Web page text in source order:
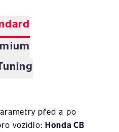
před a po
vozidlo:Honda CB